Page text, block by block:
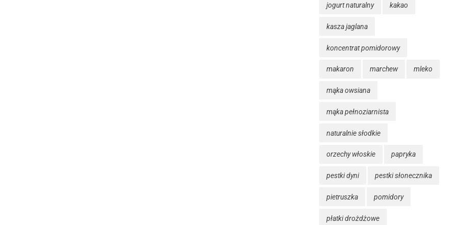
jogurt naturalny kakao
kasza jaglana
koncentrat pomidorowy
makaron marchew mleko
mąka owsiana
mąka pełnoziarnista
naturalnie słodkie
orzechy włoskie papryka
pestki dyni pestki słonecznika
pietruszka pomidory
płatki drożdżowe